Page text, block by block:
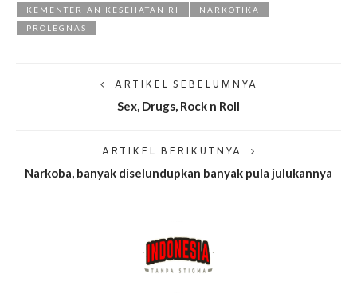
KEMENTERIAN KESEHATAN RI
NARKOTIKA
PROLEGNAS
ARTIKEL SEBELUMNYA
Sex, Drugs, Rock n Roll
ARTIKEL BERIKUTNYA
Narkoba, banyak diselundupkan banyak pula julukannya